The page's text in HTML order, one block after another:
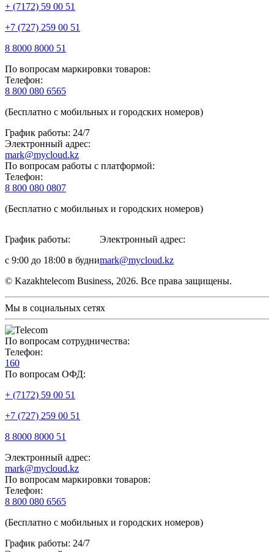
+ (7172) 59 00 51
+7 (727) 259 00 51
8 8000 8000 51
По вопросам маркировки товаров:
Телефон:
8 800 080 6565
(Бесплатно с мобильных и городских номеров)
График работы: 24/7
Электронный адрес:
mark@mycloud.kz
По вопросам работы с платформой:
Телефон:
8 800 080 0807
(Бесплатно с мобильных и городских номеров)
График работы:
с 9:00 до 18:00 в будни
Электронный адрес:
mark@mycloud.kz
© Kazakhtelecom Business, 2026. Все права защищены.
Мы в социальных сетях
По вопросам сотрудничества:
Телефон:
160
По вопросам ОФД:
+ (7172) 59 00 51
+7 (727) 259 00 51
8 8000 8000 51
Электронный адрес:
mark@mycloud.kz
По вопросам маркировки товаров:
Телефон:
8 800 080 6565
(Бесплатно с мобильных и городских номеров)
График работы: 24/7